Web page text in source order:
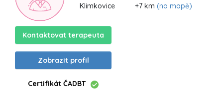
Klimkovice +7 km (na mapě)
Kontaktovat terapeuta
Zobrazit profil
Certifikát ČADBT